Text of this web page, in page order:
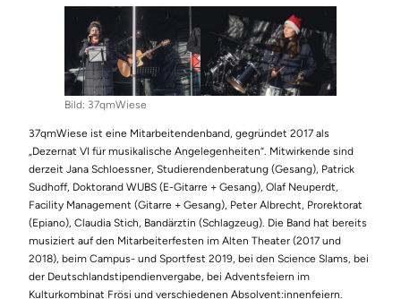
Bild: 37qmWiese
37qmWiese ist eine Mitarbeitendenband, gegründet 2017 als
„Dezernat VI für musikalische Angelegenheiten“. Mitwirkende sind
derzeit Jana Schloessner, Studierendenberatung (Gesang), Patrick
Sudhoff, Doktorand WUBS (E-Gitarre + Gesang), Olaf Neuperdt,
Facility Management (Gitarre + Gesang), Peter Albrecht, Prorektorat
(Epiano), Claudia Stich, Bandärztin (Schlagzeug). Die Band hat bereits
musiziert auf den Mitarbeiterfesten im Alten Theater (2017 und
2018), beim Campus- und Sportfest 2019, bei den Science Slams, bei
der Deutschlandstipendienvergabe, bei Adventsfeiern im
Kulturkombinat Frösi und verschiedenen Absolvent:innenfeiern.